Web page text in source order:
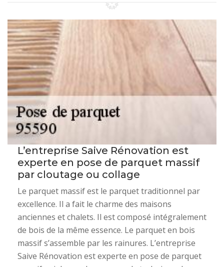
L’entreprise Saive Rénovation est
experte en pose de parquet massif
par cloutage ou collage
Le parquet massif est le parquet traditionnel par
excellence. Il a fait le charme des maisons
anciennes et chalets. Il est composé intégralement
de bois de la même essence. Le parquet en bois
massif s’assemble par les rainures. L’entreprise
Saive Rénovation est experte en pose de parquet